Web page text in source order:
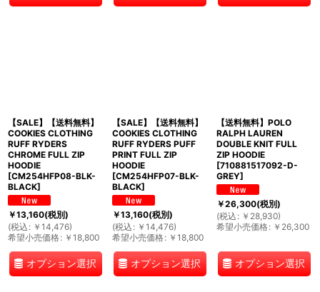
【SALE】【送料無料】
COOKIES CLOTHING
RUFF RYDERS
CHROME FULL ZIP
HOODIE
[CM254HFP08-BLK-
BLACK]
￥13,160(税別)
(税込 : ￥ 14,476)
希望小売価格: ￥ 18,800
オプション選択
【SALE】【送料無料】
COOKIES CLOTHING
RUFF RYDERS PUFF
PRINT FULL ZIP
HOODIE
[CM254HFP07-BLK-
BLACK]
￥13,160(税別)
(税込 : ￥ 14,476)
希望小売価格: ￥ 18,800
オプション選択
【送料無料】POLO
RALPH LAUREN
DOUBLE KNIT FULL
ZIP HOODIE
[710881517092-D-
GREY]
￥26,300(税別)
(税込 : ￥ 28,930)
希望小売価格: ￥ 26,300
オプション選択